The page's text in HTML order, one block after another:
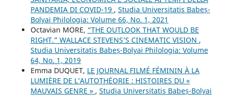
PANDEMIA DI COVID-19 , Studia Universitatis Babeș-
Bolyai Philologia: Volume 66, No. 1, 2021
Octavian MORE, “THE OUTLOOK THAT WOULD BE
RIGHT.” WALLACE STEVENS’S CINEMATIC VISION ,
Studia Universitatis Babeș-Bolyai Philologia: Volume
64, No. 1, 2019
Emma DUQUET, LE JOURNAL FILMÉ FÉMININ À LA
LUMIÈRE DE L’AUTOTHÉORIE : HISTOIRES DU «
MAUVAIS GENRE » , Studia Universitatis Babeș-Bolyai